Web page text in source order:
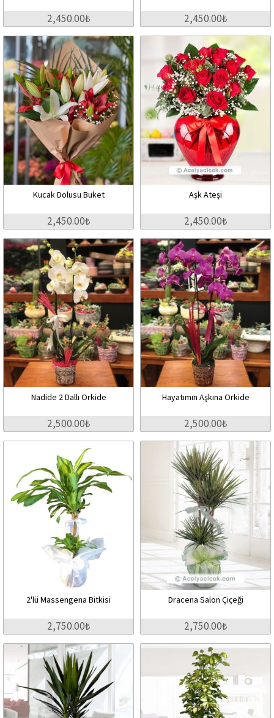
2,450.00₺ 2,450.00₺
Kucak Dolusu Buket
2,450.00₺
Aşk Ateşi
2,450.00₺
Nadide 2 Dallı Orkide
2,500.00₺
Hayatımın Aşkına Orkide
2,500.00₺
2'lü Massengena Bitkisi
2,750.00₺
Dracena Salon Çiçeği
2,750.00₺